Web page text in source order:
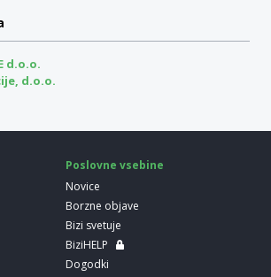
d.o.o.
d.o.o.
Poslovne vsebine
Novice
Borzne objave
Bizi svetuje
BiziHELP
Dogodki